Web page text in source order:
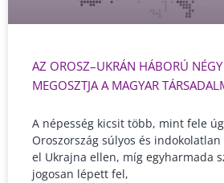
AZ OROSZ–UKRÁN HÁBORÚ
MEGOSZTJA A MAGYAR
A népesség kicsit több, mint fele
Oroszország súlyos és
el Ukrajna ellen, míg egyharmada
jogosan lépett fel,